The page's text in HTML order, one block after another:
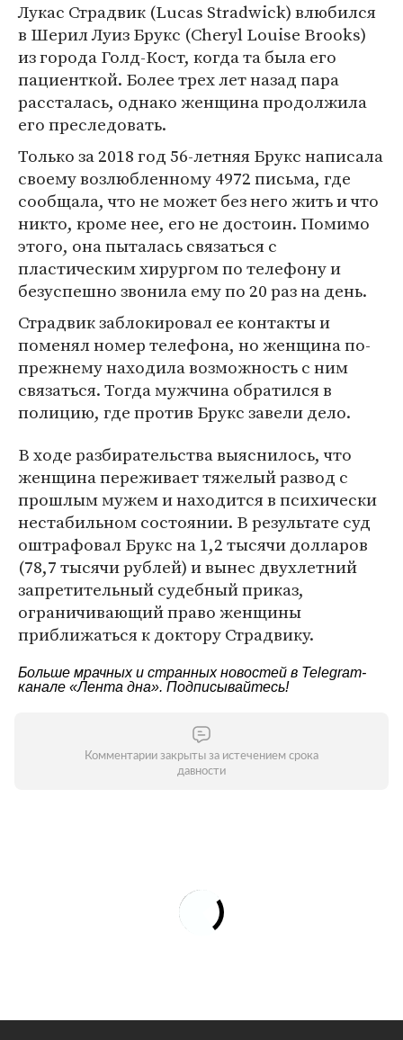
Лукас Страдвик (Lucas Stradwick) влюбился
в Шерил Луиз Брукс (Cheryl Louise Brooks)
из города Голд-Кост, когда та была его
пациенткой. Более трех лет назад пара
рассталась, однако женщина продолжила
его преследовать.
Только за 2018 год 56-летняя Брукс написала
своему возлюбленному 4972 письма, где
сообщала, что не может без него жить и что
никто, кроме нее, его не достоин. Помимо
этого, она пыталась связаться с
пластическим хирургом по телефону и
безуспешно звонила ему по 20 раз на день.
Страдвик заблокировал ее контакты и
поменял номер телефона, но женщина по-
прежнему находила возможность с ним
связаться. Тогда мужчина обратился в
полицию, где против Брукс завели дело.
В ходе разбирательства выяснилось, что
женщина переживает тяжелый развод с
прошлым мужем и находится в психически
нестабильном состоянии. В результате суд
оштрафовал Брукс на 1,2 тысячи долларов
(78,7 тысячи рублей) и вынес двухлетний
запретительный судебный приказ,
ограничивающий право женщины
приближаться к доктору Страдвику.
Больше мрачных и странных новостей в Telegram-
канале «Лента дна». Подписывайтесь!
Комментарии закрыты за истечением срока
давности